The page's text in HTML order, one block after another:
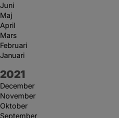
Juni
Maj
April
Mars
Februari
Januari
År:
2021
December
November
Oktober
September